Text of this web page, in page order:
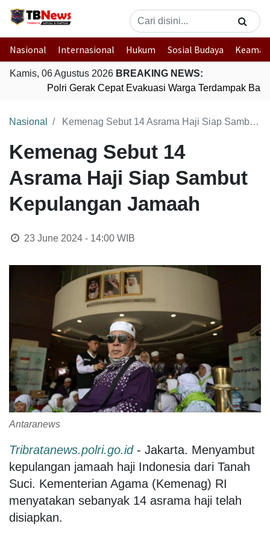
Nasional Internasional Hukum Sosial Budaya
Kamis, 06 Agustus 2026 BREAKING NEWS:
Polri Gerak Cepat Evakuasi Warga Terdampak
Nasional Kemenag Sebut 14 Asrama Haji Siap Sambut Kepulangan Jamaah
Kemenag Sebut 14
Asrama Haji Siap Sambut
Kepulangan Jamaah
23 June 2024 - 14:00WIB
Antaranews
Tribratanews.polri.go.id- Jakarta. Menyambut
kepulangan jamaah haji Indonesia dari Tanah
Suci. Kementerian Agama (Kemenag) RI
menyatakan sebanyak 14 asrama haji telah
disiapkan.